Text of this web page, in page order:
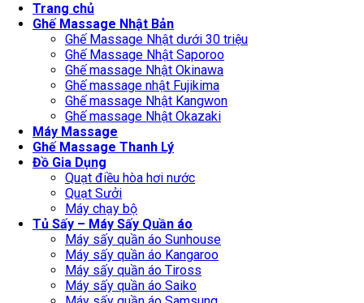
Trang chủ
Ghế Massage Nhật Bản
Ghế Massage Nhật dưới 30 triệu
Ghế Massage Nhật Saporoo
Ghế massage Nhật Okinawa
Ghế massage nhật Fujikima
Ghế massage Nhật Kangwon
Ghế massage Nhật Okazaki
Máy Massage
Ghế Massage Thanh Lý
Đồ Gia Dụng
Quạt điều hòa hơi nước
Quạt Sưởi
Máy chạy bộ
Tủ Sấy – Máy Sấy Quần áo
Máy sấy quần áo Sunhouse
Máy sấy quần áo Kangaroo
Máy sấy quần áo Tiross
Máy sấy quần áo Saiko